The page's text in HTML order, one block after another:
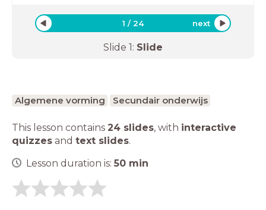
1 /24 next
Slide 1: Slide
Algemene vorming Secundair onderwijs
This lesson contains 24 slides, with interactive
quizzes and text slides.
Lesson duration is: 50 min